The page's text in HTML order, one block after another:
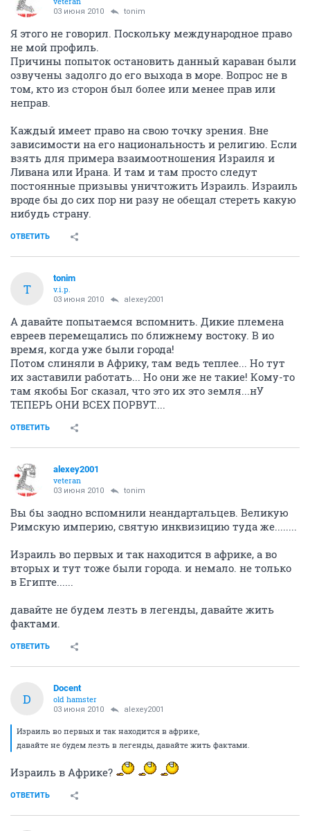
03 июня 2010 tonim
Я этого не говорил. Поскольку международное право
не мой профиль.
Причины попыток остановить данный караван были
озвучены задолго до его выхода в море. Вопрос не в
том, кто из сторон был более или менее прав или
неправ.
Каждый имеет право на свою точку зрения. Вне
зависимости на его национальность и религию. Если
взять для примера взаимоотношения Израиля и
Ливана или Ирана. И там и там просто следут
постоянные призывы уничтожить Израиль. Израиль
вроде бы до сих пор ни разу не обещал стереть какую
нибудь страну.
ОТВЕТИТЬ
T
tonim
v.i.p.
03 июня 2010 alexey2001
А давайте попытаемся вспомнить. Дикие племена
евреев перемещались по ближнему востоку. В ио
время, когда уже были города!
Потом слиняли в Африку, там ведь теплее... Но тут
их заставили работать... Но они же не такие! Кому-то
там якобы Бог сказал, что это их это земля...нУ
ТЕПЕРЬ ОНИ ВСЕХ ПОРВУТ....
ОТВЕТИТЬ
alexey2001
veteran
03 июня 2010 tonim
Вы бы заодно вспомнили неандартальцев. Великую
Римскую империю, святую инквизицию туда же........
Израиль во первых и так находится в африке, а во
вторых и тут тоже были города. и немало. не только
в Египте......
давайте не будем лезть в легенды, давайте жить
фактами.
ОТВЕТИТЬ
D
Docent
old hamster
03 июня 2010 alexey2001
Израиль во первых и так находится в африке,
давайте не будем лезть в легенды, давайте жить фактами.
Израиль в Африке?
ОТВЕТИТЬ